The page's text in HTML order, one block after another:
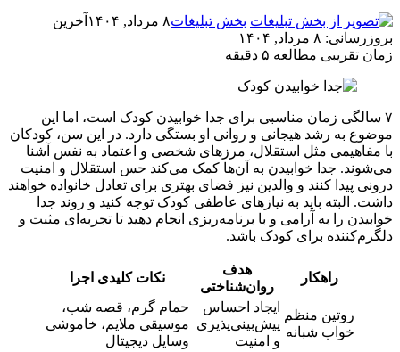
بخش تبلیغات۸ مرداد, ۱۴۰۴
آخرین
بروزرسانی: ۸ مرداد, ۱۴۰۴
زمان تقریبی مطالعه ۵ دقیقه
۷ سالگی زمان مناسبی برای جدا خوابیدن کودک است، اما این
موضوع به رشد هیجانی و روانی او بستگی دارد. در این سن، کودکان
با مفاهیمی مثل استقلال، مرزهای شخصی و اعتماد به نفس آشنا
می‌شوند. جدا خوابیدن به آن‌ها کمک می‌کند حس استقلال و امنیت
درونی پیدا کنند و والدین نیز فضای بهتری برای تعادل خانواده خواهند
داشت. البته باید به نیازهای عاطفی کودک توجه کنید و روند جدا
خوابیدن را به آرامی و با برنامه‌ریزی انجام دهید تا تجربه‌ای مثبت و
دلگرم‌کننده برای کودک باشد.
راهکار
هدف
روان‌شناختی
نکات کلیدی اجرا
روتین منظم
خواب شبانه
ایجاد احساس
پیش‌بینی‌پذیری
و امنیت
حمام گرم، قصه شب،
موسیقی ملایم، خاموشی
وسایل دیجیتال